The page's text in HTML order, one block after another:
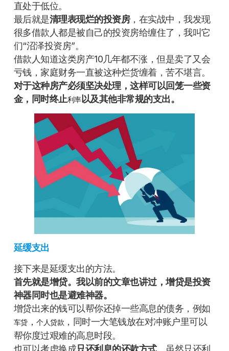
直处于低位。
最后就是清理表现烂的投资房，在实战中，我发现
很多借款人都是被自己的投资房给缠住了，我叫它
们“沼泽投资房”。
借款人知道这类房产10几年都不涨，但是卖了又会
亏钱，家庭财务一直被这种烂货缠着，苦不堪言。
对于这种房产必须坚决处理，这样可以回笼一些资
金，同时终止利率以及其他非常规的支出。
延缓支出
接下来是延缓支出的方法。
首先就是增贷。我以前的文章也讲过，增贷是投资
神器同时也是避难神器。
增贷出来的钱可以帮你还掉一些高息的债务，例如
车贷，个人贷款 ，同时一大笔钱放在对冲账户里可以
帮你度过艰难的高息时段。
也可以考虑换成只还利息的还款方式。虽然只还利